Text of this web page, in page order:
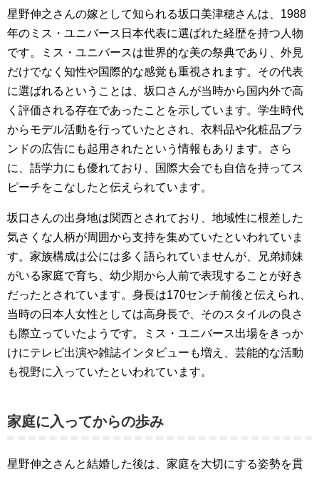
星野伸之さんの嫁として知られる坂口美津穂さんは、1988
年のミス・ユニバース日本代表に選ばれた経歴を持つ人物
です。ミス・ユニバースは世界的な美の祭典であり、外見
だけでなく知性や国際的な感覚も重視されます。その代表
に選ばれるということは、坂口さんが当時から国内外で高
く評価される存在であったことを示しています。学生時代
からモデル活動を行っていたとされ、衣料品や化粧品ブラ
ンドの広告にも起用されたという情報もあります。さら
に、語学力にも優れており、国際大会でも自信を持ってス
ピーチをこなしたと伝えられています。
坂口さんの出身地は関西とされており、地域性に根差した
気さくな人柄が周囲から支持を集めていたといわれていま
す。家族構成は公には多く語られていませんが、兄弟姉妹
がいる家庭で育ち、幼少期から人前で表現することが好き
だったとされています。身長は170センチ前後と伝えられ、
当時の日本人女性としては高身長で、そのスタイルの良さ
も際立っていたようです。ミス・ユニバース出場をきっか
けにテレビ出演や雑誌インタビューも増え、芸能的な活動
も視野に入っていたといわれています。
家庭に入ってからの歩み
星野伸之さんと結婚した後は、家庭を大切にする姿勢を貫